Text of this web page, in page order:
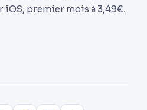
premier mois à 3,49€.